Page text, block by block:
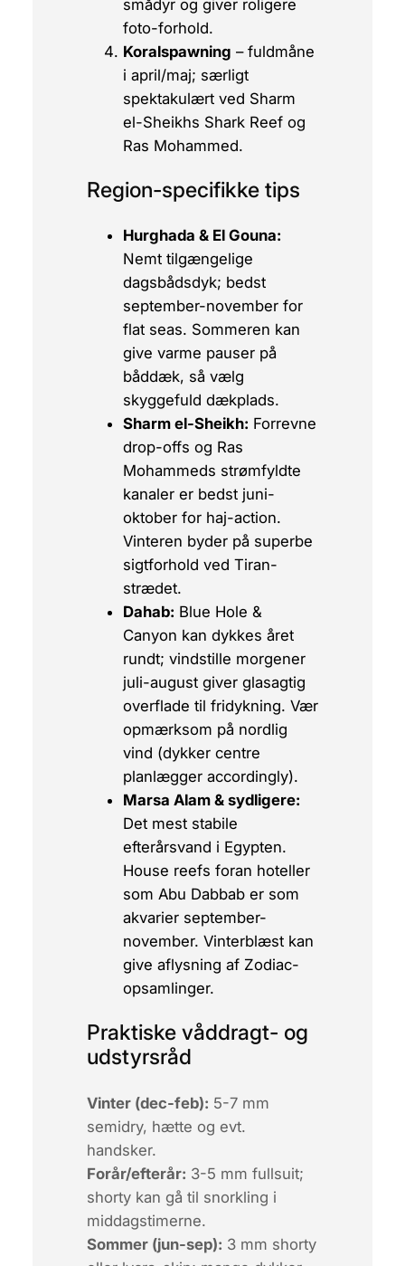
smådyr og giver roligere
foto-forhold.
Koralspawning – fuldmåne
i april/maj; særligt
spektakulært ved Sharm
el-Sheikhs Shark Reef og
Ras Mohammed.
Region-specifikke tips
Hurghada & El Gouna:
Nemt tilgængelige
dagsbådsdyk; bedst
september-november for
flat seas. Sommeren kan
give varme pauser på
båddæk, så vælg
skyggefuld dækplads.
Sharm el-Sheikh: Forrevne
drop-offs og Ras
Mohammeds strømfyldte
kanaler er bedst juni-
oktober for haj-action.
Vinteren byder på superbe
sigtforhold ved Tiran-
strædet.
Dahab: Blue Hole &
Canyon kan dykkes året
rundt; vindstille morgener
juli-august giver glasagtig
overflade til fridykning. Vær
opmærksom på nordlig
vind (dykker centre
planlægger accordingly).
Marsa Alam & sydligere:
Det mest stabile
efterårsvand i Egypten.
House reefs foran hoteller
som Abu Dabbaber som
akvarier september-
november. Vinterblæst kan
give aflysning af Zodiac-
opsamlinger.
Praktiske våddragt- og
udstyrsråd
Vinter (dec-feb): 5-7 mm
semidry, hætte og evt.
handsker.
Forår/efterår: 3-5 mm fullsuit;
shorty kan gå til snorkling i
middagstimerne.
Sommer (jun-sep): 3 mm shorty